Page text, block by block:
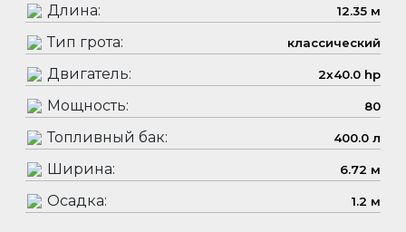
Длина: 12.35 м
Тип грота: классический
Двигатель: 2x40.0 hp
Мощность: 80
Топливный бак: 400.0 л
Ширина: 6.72 м
Осадка: 1.2 м